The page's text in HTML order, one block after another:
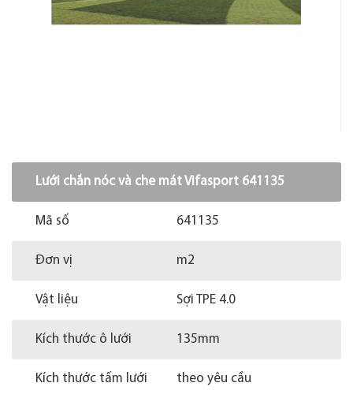
Lưới chắn nóc và che mát Vifasport 641135
Mã số 641135
Đơn vị m2
Vật liệu Sợi TPE 4.0
Kích thước ô lưới 135mm
Kích thước tấm lưới theo yêu cầu